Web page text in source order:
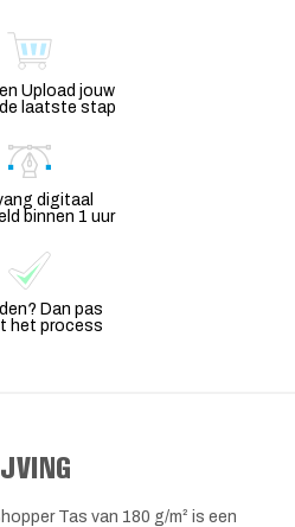
Upload jouw
laatste stap
digitaal
binnen 1 uur
Dan pas
het process
Tas van 180 g/m² is een